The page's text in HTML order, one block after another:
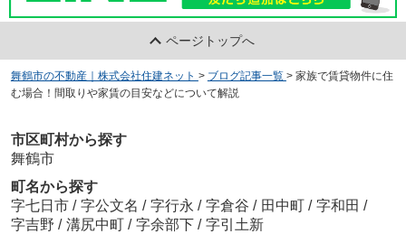
ページトップへ
舞鶴市の不動産｜株式会社住建ネット > ブログ記事一覧 > 家族で賃貸物件に住
む場合！間取りや家賃の目安などについて解説
市区町村から探す
舞鶴市
町名から探す
字七日市 / 字公文名 / 字行永 / 字倉谷 / 田中町 / 字和田 /
字吉野 / 溝尻中町 / 字余部下 / 字引土新